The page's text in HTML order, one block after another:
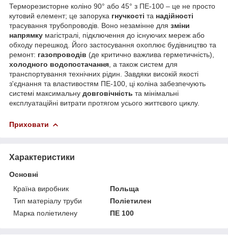
Терморезисторне коліно 90° або 45° з ПЕ-100 – це не просто
кутовий елемент; це запорука гнучкості та надійності
трасування трубопроводів. Воно незамінне для зміни
напрямку магістралі, підключення до існуючих мереж або
обходу перешкод. Його застосування охоплює будівництво та
ремонт: газопроводів (де критично важлива герметичність),
холодного водопостачання , а також систем для
транспортування технічних рідин. Завдяки високій якості
з'єднання та властивостям ПЕ-100, ці коліна забезпечують
системі максимальну довговічність та мінімальні
експлуатаційні витрати протягом усього життєвого циклу.
Приховати
Характеристики
Основні
Країна виробник
Польща
Тип матеріалу труби
Поліетилен
Марка поліетилену
ПЕ 100